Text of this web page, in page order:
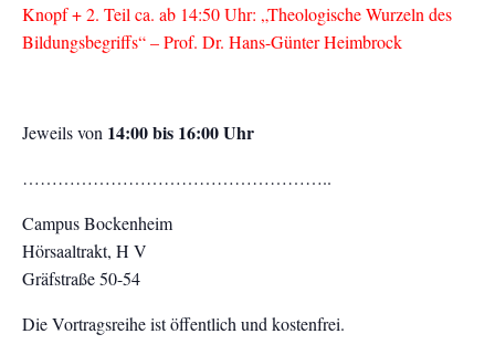
Knopf + 2. Teil ca. ab 14:50 Uhr: „Theologische Wurzeln des
Bildungsbegriffs“ – Prof. Dr. Hans-Günter Heimbrock
Jeweils von 14:00 bis 16:00 Uhr
……………………………………………..
Campus Bockenheim
Hörsaaltrakt, H V
Gräfstraße 50-54
Die Vortragsreihe ist öffentlich und kostenfrei.